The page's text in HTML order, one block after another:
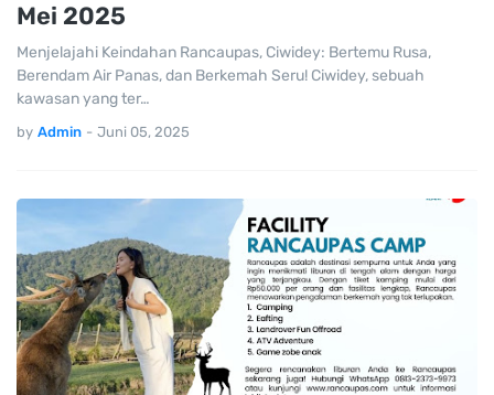
Mei 2025
Menjelajahi Keindahan Rancaupas, Ciwidey: Bertemu Rusa,
Berendam Air Panas, dan Berkemah Seru! Ciwidey, sebuah
kawasan yang ter…
by Admin - Juni 05, 2025